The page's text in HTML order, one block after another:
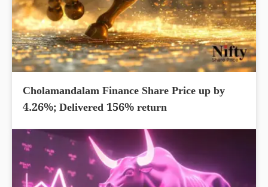
Cholamandalam Finance Share Price up by
4.26%; Delivered 156% return